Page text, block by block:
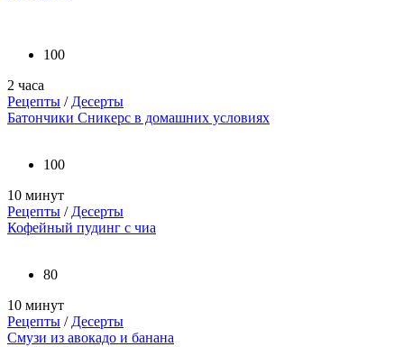
100
2 часа
Рецепты / Десерты
Батончики Сникерс в домашних условиях
100
10 минут
Рецепты / Десерты
Кофейный пудинг с чиа
80
10 минут
Рецепты / Десерты
Смузи из авокадо и банана